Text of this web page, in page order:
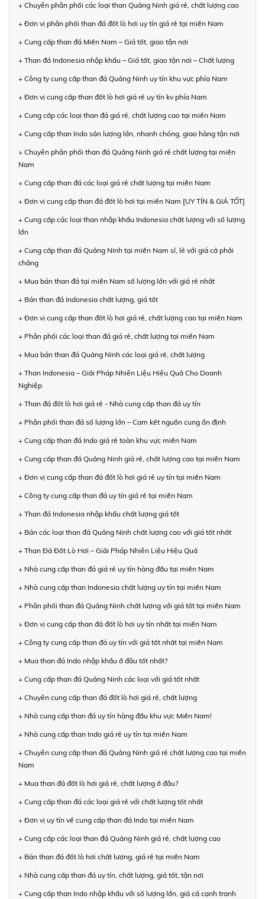
+ Chuyên phân phối các loại than Quảng Ninh giá rẻ, chất lượng cao
+ Đơn vị phân phối than đá đốt lò hơi uy tín giá rẻ tại miền Nam
+ Cung cấp than đá Miền Nam – Giá tốt, giao tận nơi
+ Than đá Indonesia nhập khẩu – Giá tốt, giao tận nơi – Chất lượng
+ Công ty cung cấp than đá Quảng Ninh uy tín khu vực phía Nam
+ Đơn vị cung cấp than đốt lò hơi giá rẻ uy tín kv phía Nam
+ Cung cấp các loại than đá giá rẻ, chất lượng cao tại miền Nam
+ Cung cấp than Indo sản lượng lớn, nhanh chóng, giao hàng tận nơi
+ Chuyên phân phối than đá Quảng Ninh giá rẻ chất lượng tại miền
Nam
+ Cung cấp than đá các loại giá rẻ chất lượng tại miền Nam
+ Đơn vị cung cấp than đá đốt lò hơi tại miền Nam [UY TÍN & GIÁ TỐT]
+ Cung cấp các loại than nhập khẩu Indonesia chất lượng với số lượng
lớn
+ Cung cấp than đá Quảng Ninh tại miền Nam sỉ, lẻ với giá cả phải
chăng
+ Mua bán than đá tại miền Nam số lượng lớn với giá rẻ nhất
+ Bán than đá Indonesia chất lượng, giá tốt
+ Đơn vị cung cấp than đốt lò hơi giá rẻ, chất lượng cao tại miền Nam
+ Phân phối các loại than đá giá rẻ, chất lượng tại miền Nam
+ Mua bán than đá Quảng Ninh các loại giá rẻ, chất lượng
+ Than Indonesia – Giải Pháp Nhiên Liệu Hiệu Quả Cho Doanh
Nghiệp
+ Than đá đốt lò hơi giá rẻ - Nhà cung cấp than đá uy tín
+ Phân phối than đá số lượng lớn – Cam kết nguồn cung ổn định
+ Cung cấp than đá Indo giá rẻ toàn khu vực miền Nam
+ Cung cấp than đá Quảng Ninh giá rẻ, chất lượng cao tại miền Nam
+ Đơn vị cung cấp than đá đốt lò hơi giá rẻ uy tín tại miền Nam
+ Công ty cung cấp than đá uy tín giá rẻ tại miền Nam
+ Than đá Indonesia nhập khẩu chất lượng giá tốt
+ Bán các loại than đá Quảng Ninh chất lượng cao với giá tốt nhất
+ Than Đá Đốt Lò Hơi – Giải Pháp Nhiên Liệu Hiệu Quả
+ Nhà cung cấp than đá giá rẻ uy tín hàng đầu tại miền Nam
+ Nhà cung cấp than Indonesia chất lượng uy tín tại miền Nam
+ Phân phối than đá Quảng Ninh chất lượng với giá tốt tại miền Nam
+ Đơn vị cung cấp than đá đốt lò hơi uy tín nhất tại miền Nam
+ Công ty cung cấp than đá uy tín với giá tốt nhất tại miền Nam
+ Mua than đá Indo nhập khẩu ở đâu tốt nhất?
+ Cung cấp than đá Quảng Ninh các loại với giá tốt nhất
+ Chuyên cung cấp than đá đốt lò hơi giá rẻ, chất lượng
+ Nhà cung cấp than đá uy tín hàng đầu khu vực Miền Nam!
+ Nhà cung cấp than Indo giá rẻ uy tín tại miền Nam
+ Chuyên cung cấp than đá Quảng Ninh giá rẻ chất lượng cao tại miền
Nam
+ Mua than đá đốt lò hơi giá rẻ, chất lượng ở đâu?
+ Cung cấp than đá các loại giá rẻ với chất lượng tốt nhất
+ Đơn vị uy tín về cung cấp than đá Indo tại miền Nam
+ Cung cấp các loại than đá Quảng Ninh giá rẻ, chất lượng cao
+ Bán than đá đốt lò hơi chất lượng, giá rẻ tại miền Nam
+ Nhà cung cấp than đá uy tín, chất lượng, giá tốt, tận nơi
+ Cung cấp than Indo nhập khẩu với số lượng lớn, giá cả cạnh tranh